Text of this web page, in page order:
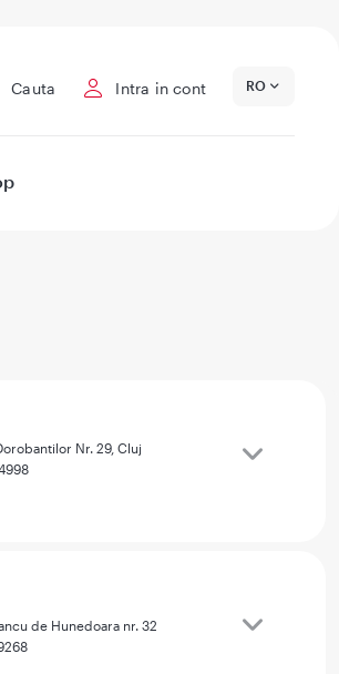
Cauta Intra in cont RO
Nr. 29, Cluj
de Hunedoara nr. 32